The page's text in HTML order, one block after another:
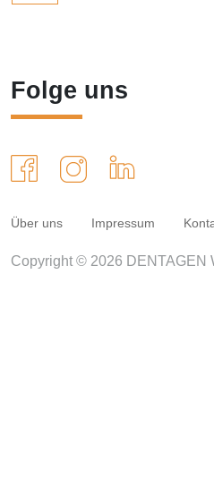
Folge uns
Über uns Impressum
Copyright © 2026 DENTAGEN